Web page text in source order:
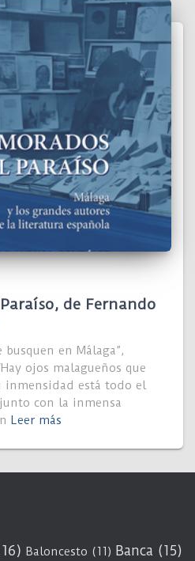
de Fernando
en Málaga”,
ojos malagueños que
inmensidad está todo el
con la inmensa
Leer más
Baloncesto (11) Banca (15)